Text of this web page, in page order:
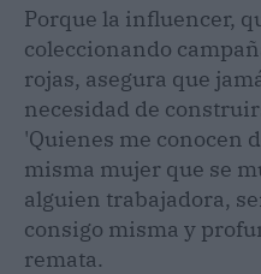
Porque la influencer,
coleccionando
rojas, asegura que
necesidad de
'Quienes me conocen
misma mujer que se
alguien trabajadora,
consigo misma y
remata.